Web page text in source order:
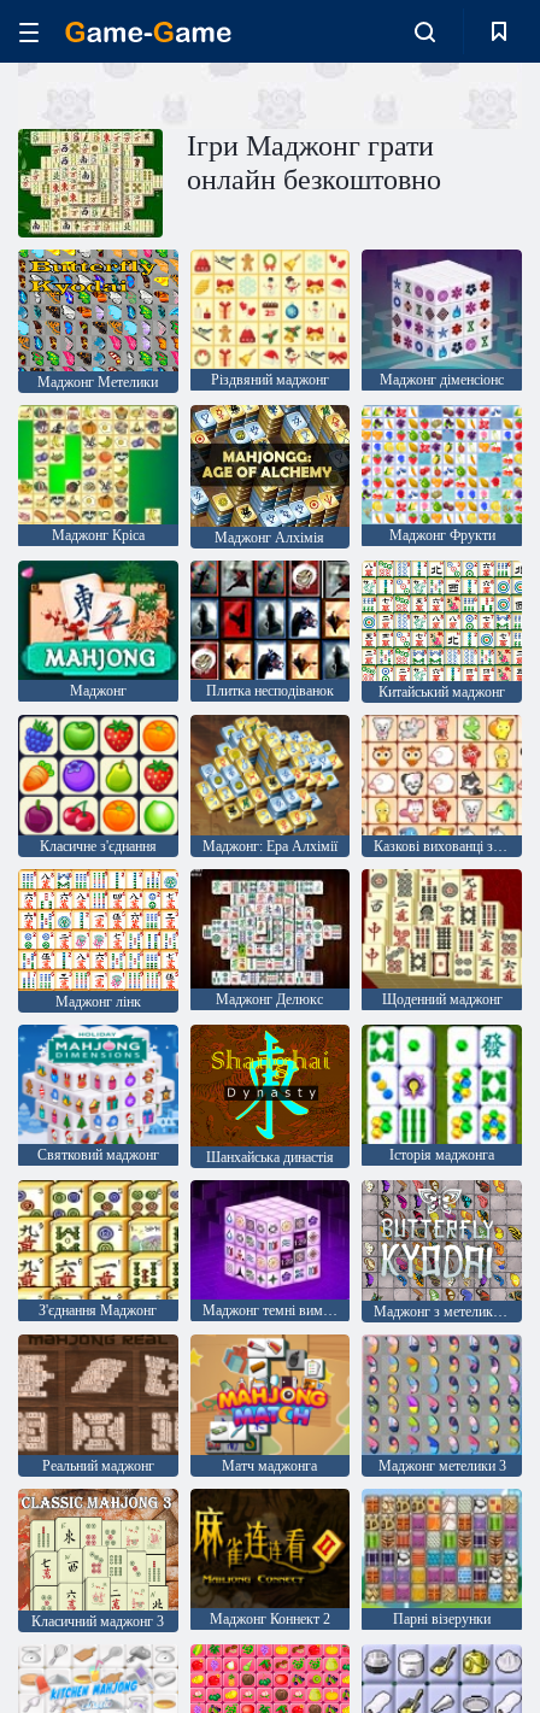
Ігри Маджонг грати
онлайн безкоштовно
Маджонг Метелики Різдвяний маджонг Mаджонг діменсіонс
Маджонг Кріса Маджонг Алхімія Маджонг Фрукти
Маджонг Плитка несподіванок Китайський маджонг
Класичне з'єднання Маджонг: Ера Алхімії Казкові вихованці зв'язок
Маджонг лінк Маджонг Делюкс Щоденний маджонг
Святковий маджонг Шанхайська династія Історія маджонга
З'єднання Маджонг Маджонг темні виміри Маджонг з метеликами
Реальний маджонг Матч маджонга Маджонг метелики 3
Класичний маджонг 3 Маджонг Коннект 2 Парні візерунки